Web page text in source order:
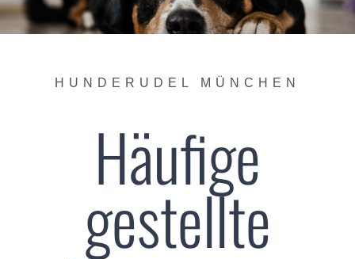
HUNDERUDEL MÜNCHEN
Häufige
gestellte